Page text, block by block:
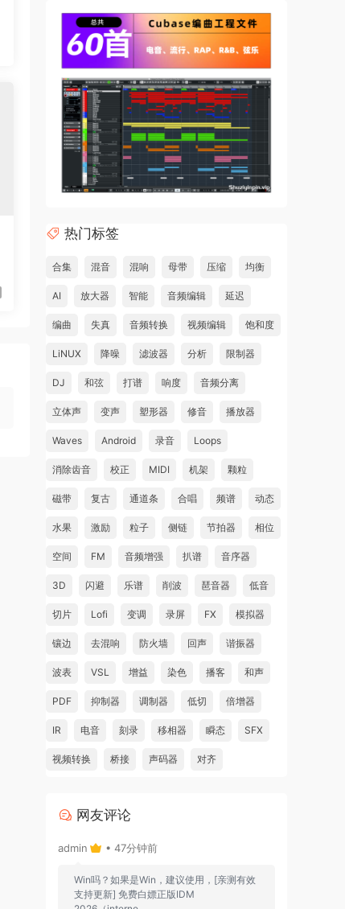
热门标签
合集 混音 混响 母带 压缩 均衡
AI 放大器 智能 音频编辑 延迟
编曲 失真 音频转换 视频编辑 饱和度
LiNUX 降噪 滤波器 分析 限制器
DJ 和弦 打谱 响度 音频分离
立体声 变声 塑形器 修音 播放器
Waves Android 录音 Loops
消除齿音 校正 MIDI 机架 颗粒
磁带 复古 通道条 合唱 频谱 动态
水果 激励 粒子 侧链 节拍器 相位
空间 FM 音频增强 扒谱 音序器
3D 闪避 乐谱 削波 琶音器 低音
切片 Lofi 变调 录屏 FX 模拟器
镶边 去混响 防火墙 回声 谐振器
波表 VSL 增益 染色 播客 和声
PDF 抑制器 调制器 低切 倍增器
IR 电音 刻录 移相器 瞬态 SFX
视频转换 桥接 声码器 对齐
网友评论
admin • 47分钟前
Win吗？如果是Win，建议使用，[亲测有效
支持更新] 免费白嫖正版IDM